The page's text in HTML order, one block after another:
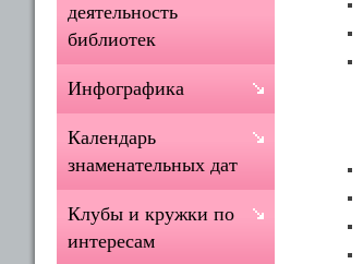
деятельность
библиотек
Инфографика
Календарь
знаменательных дат
Клубы и кружки по
интересам